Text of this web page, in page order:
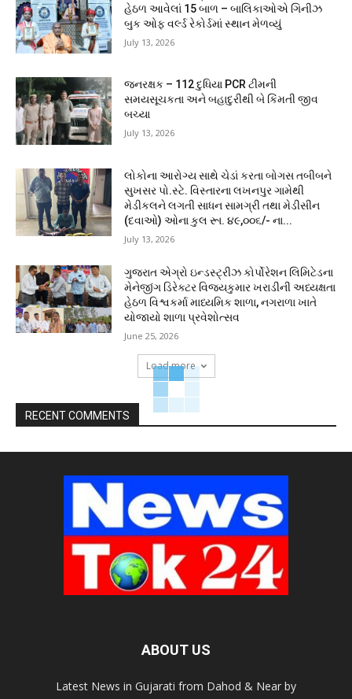
હેઠળ આવેલાં 15 બાળ – બાલિકાઓએ ગિનીઝ
બુક ઓફ વર્લ્ડ રેકોર્ડમાં સ્થાન મેળવ્યું
July 13, 2026
જનરક્ષક – 112 દુધિયા PCR ટીમની
સમયસૂચકતા અને બહાદુરીથી બે કિંમતી જીવ
બચ્યા
July 13, 2026
લોકોના આરોગ્ય સાથે ચેડાં કરતા બોગસ તબીબને
સુખસર પો.સ્ટે. વિસ્તારના લખનપુર ગામેથી
મેડીકલને લગતી સાધન સામગ્રી તથા મેડીસીન
(દવાઓ) ઓના કુલ રૂા. ૪૯,૦૦૬/- ના...
July 13, 2026
ગુજરાત એગ્રો ઇન્ડસ્ટ્રીઝ કોર્પોરેશન લિમિટેડના
મેનેજીંગ ડિરેક્ટર વિજયકુમાર ખરાડીની અધ્યક્ષતા
હેઠળ વિશ્વકર્મા માધ્યમિક શાળા, નગરાળા ખાતે
યોજાયો શાળા પ્રવેશોત્સવ
June 25, 2026
Load more
RECENT COMMENTS
ABOUT US
Latest News in Gujarati from Dahod & Near by